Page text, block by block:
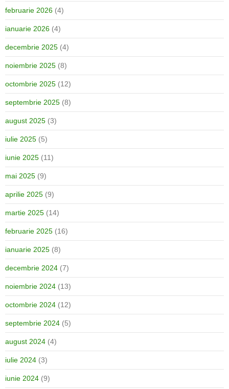
februarie 2026 (4)
ianuarie 2026 (4)
decembrie 2025 (4)
noiembrie 2025 (8)
octombrie 2025 (12)
septembrie 2025 (8)
august 2025 (3)
iulie 2025 (5)
iunie 2025 (11)
mai 2025 (9)
aprilie 2025 (9)
martie 2025 (14)
februarie 2025 (16)
ianuarie 2025 (8)
decembrie 2024 (7)
noiembrie 2024 (13)
octombrie 2024 (12)
septembrie 2024 (5)
august 2024 (4)
iulie 2024 (3)
iunie 2024 (9)